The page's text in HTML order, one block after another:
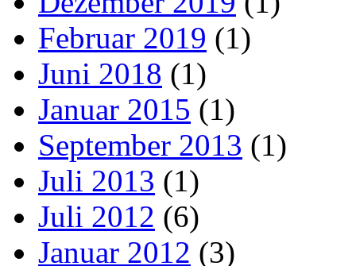
Februar 2019 (1)
Juni 2018 (1)
Januar 2015 (1)
September 2013 (1)
Juli 2013 (1)
Juli 2012 (6)
Januar 2012 (3)